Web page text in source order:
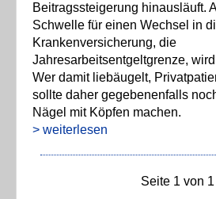
Beitragssteigerung hinausläuft.
Schwelle für einen Wechsel in
Krankenversicherung, die
Jahresarbeitsentgeltgrenze,
Wer damit liebäugelt,
sollte daher gegebenenfalls
Nägel mit Köpfen machen.
> weiterlesen
Seite 1 von 1